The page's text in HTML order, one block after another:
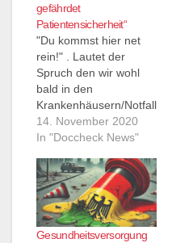
gefährdet
Patientensicherheit“
"Du kommst hier net
rein!" . Lautet der
Spruch den wir wohl
bald in den
Krankenhäusern/Notfall
aufnahmen hören
werden. Zumindest
Bundesgesundheitsmin
isterium geht. DIVI und
DGINA haben sich
dazu in einer
Pressemitteilung
14. November 2020
In "Doccheck News"
Gesundheitsversorgung